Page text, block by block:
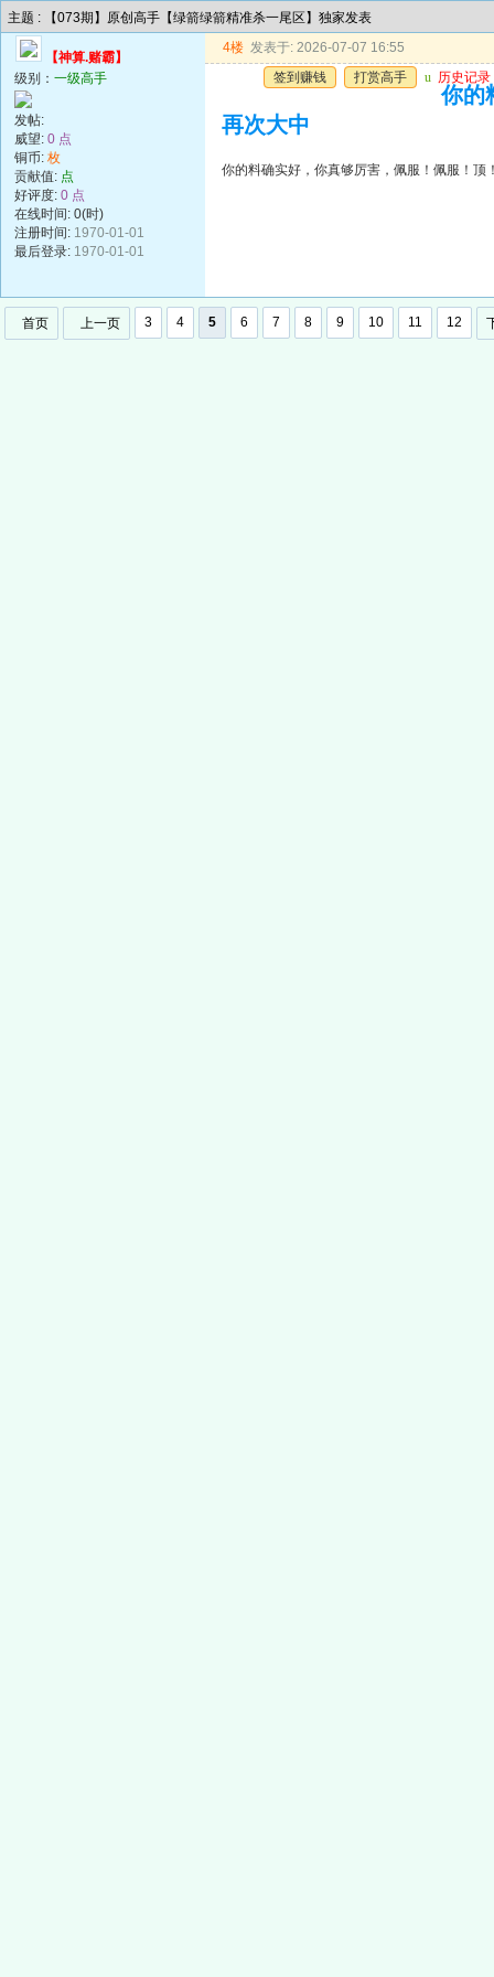
主题 : 【073期】原创高手【绿箭绿箭精准杀一尾区】独家发表
【神算.赌霸】
级别： 一级高手
发帖:
威望: 0 点
铜币: 枚
贡献值: 点
好评度: 0 点
在线时间: 0(时)
注册时间: 1970-01-01
最后登录: 1970-01-01
4楼 发表于: 2026-07-07 16:55
签到赚钱
打赏高手 u 历史记录
你的
再次大中
你的料确实好，你真够厉害，佩服！佩服！顶
首页 上一页 3 4 5 6 7 8 9 10 11 12